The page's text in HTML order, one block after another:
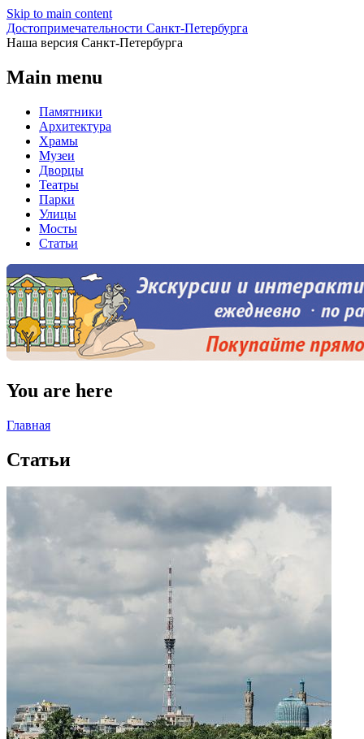
Skip to main content
Достопримечательности Санкт-Петербурга
Наша версия Санкт-Петербурга
Main menu
Памятники
Архитектура
Храмы
Музеи
Дворцы
Театры
Парки
Улицы
Мосты
Статьи
You are here
Главная
Статьи